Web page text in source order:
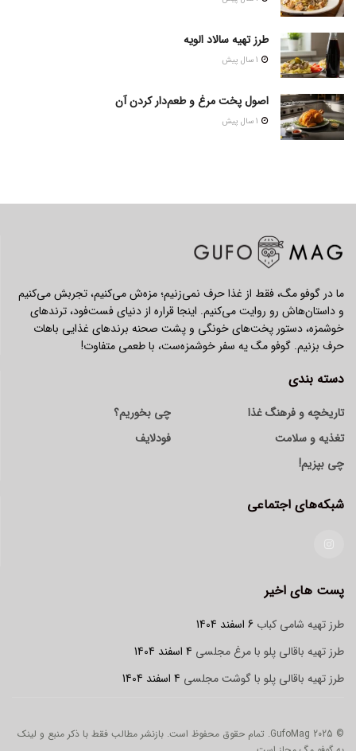
طرز تهیه سالاد الویه
اصول پخت مرغ و طعم‌دار کردن آن
ما در گوفو مگ، فقط از غذا حرف نمی‌زنیم؛ مزه‌ش می‌کنیم، تجربش می‌کنیم
و داستان‌هاش رو روایت می‌کنیم. اینجا قراره از دنیای فست‌فود، ترندهای
خوشمزه، دستور پخت‌های خونگی و پشت صحنه برندهای غذایی باهات
حرف بزنیم. گوفو مگ یه سفر خوشمزه‌ست، با طعمی متفاوت!
دسته بندی
تاریخچه و فرهنگ غذا
تغذیه و سلامت
چی بپزیم!
چی بخوریم؟
فودلایف
شبکه‌های اجتماعی
پست های اخیر
طرز تهیه شامی کباب 6 اسفند 1404
طرز تهیه باقالی پلو با مرغ مجلسی 4 اسفند 1404
طرز تهیه باقالی پلو با گوشت مجلسی 4 اسفند 1404
© 2025 GufoMag. تمام حقوق محفوظ است. بازنشر مطالب فقط با ذکر منبع و لینک